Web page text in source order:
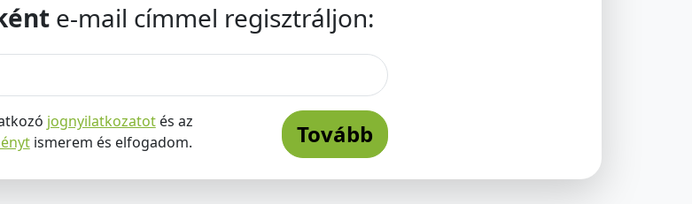
e-mail címmel regisztráljon:
jognyilatkozatotés az
ismerem és elfogadom. Tovább